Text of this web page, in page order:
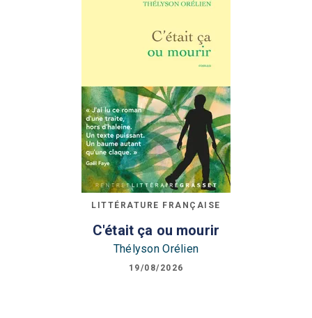
LITTÉRATURE FRANÇAISE
C'était ça ou mourir
Thélyson Orélien
19/08/2026